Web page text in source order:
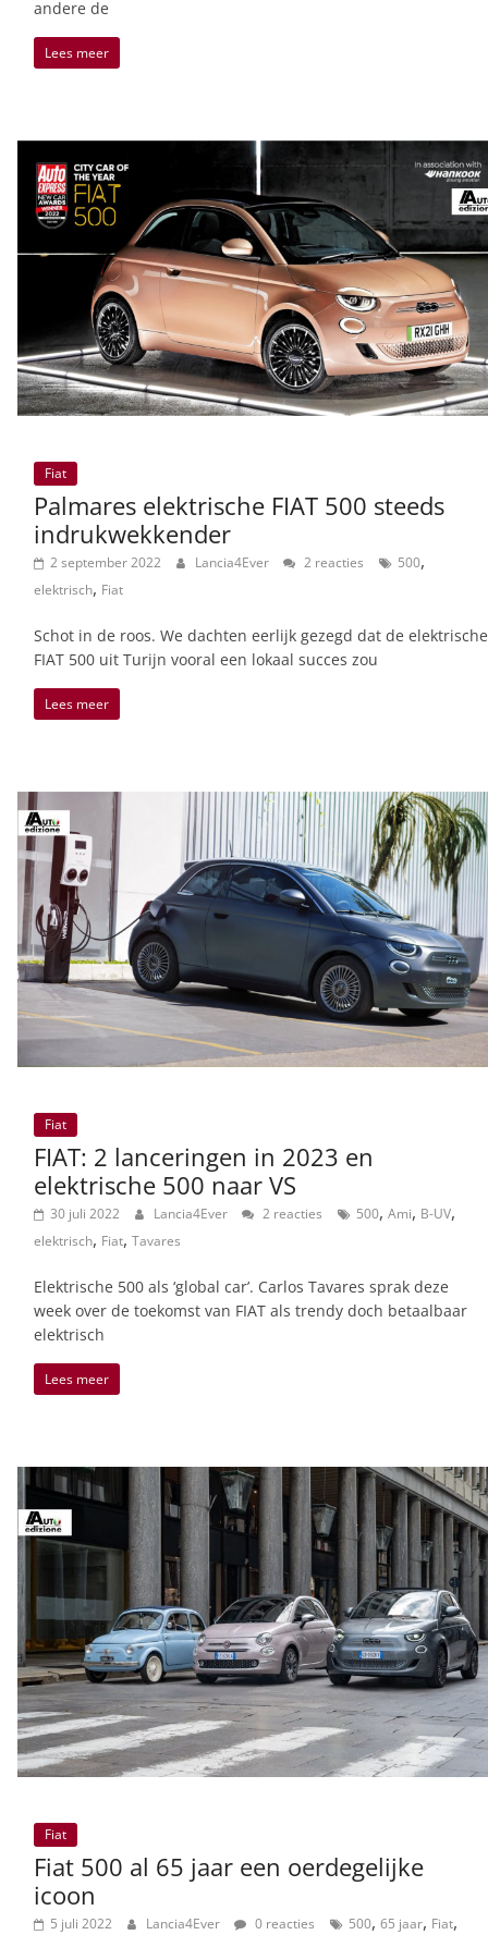
andere de
Lees meer
Fiat
Palmares elektrische FIAT 500 steeds
indrukwekkender
2 september 2022 Lancia4Ever 2 reacties 500,
elektrisch, Fiat
Schot in de roos. We dachten eerlijk gezegd dat de elektrische
FIAT 500 uit Turijn vooral een lokaal succes zou
Lees meer
Fiat
FIAT: 2 lanceringen in 2023 en
elektrische 500 naar VS
30 juli 2022 Lancia4Ever 2 reacties 500, Ami, B-UV,
elektrisch, Fiat, Tavares
Elektrische 500 als ‘global car’. Carlos Tavares sprak deze
week over de toekomst van FIAT als trendy doch betaalbaar
elektrisch
Lees meer
Fiat
Fiat 500 al 65 jaar een oerdegelijke
icoon
5 juli 2022 Lancia4Ever 0 reacties 500, 65 jaar, Fiat,